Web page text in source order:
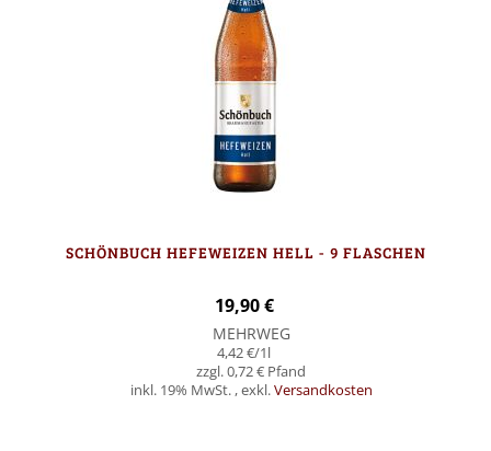
SCHÖNBUCH HEFEWEIZEN HELL - 9 FLASCHEN
19,90 €
MEHRWEG
4,42 €/1l
0,72 €
inkl. 19% MwSt. ,exkl.Versandkosten